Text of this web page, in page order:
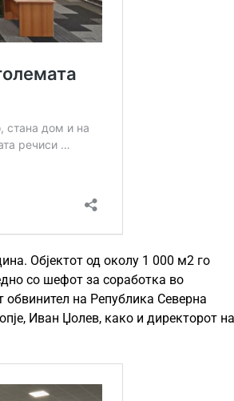
Објектот од околу 1 000 м2 го
со шефот за соработка во
обвинител на Република Северна
Иван Џолев, како и директорот на